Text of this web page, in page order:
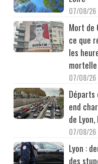
07/08/26
Mort de
ce que
les
mortelle
07/08/26
Départs
end
de
07/08/26
Lyon :
des